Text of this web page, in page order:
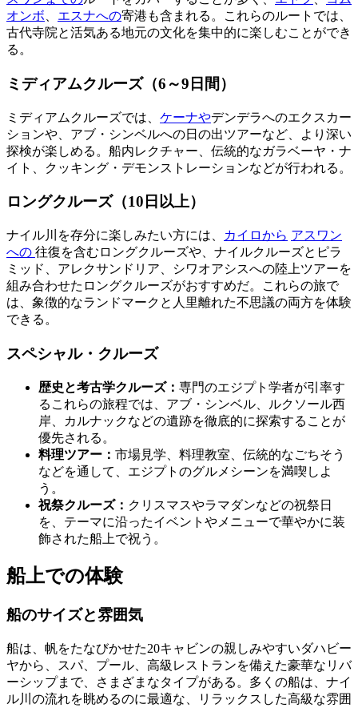
オンボ
エスナへの寄港も含まれる。これらのルートでは、
古代寺院と活気ある地元の文化を集中的に楽しむことができ
る。
ミディアムクルーズ（6～9日間）
ミディアムクルーズでは、 ケーナやデンデラへのエクスカー
ションや、アブ・シンベルへの日の出ツアーなど、より深い
探検が楽しめる。船内レクチャー、伝統的なガラベーヤ・ナ
イト、クッキング・デモンストレーションなどが行われる。
ロングクルーズ（10日以上）
ナイル川を存分に楽しみたい方には、 カイロから アスワン
への 往復を含むロングクルーズや、ナイルクルーズとピラ
ミッド、アレクサンドリア、シワオアシスへの陸上ツアーを
組み合わせたロングクルーズがおすすめだ。これらの旅で
は、象徴的なランドマークと人里離れた不思議の両方を体験
できる。
スペシャル・クルーズ
歴史と考古学クルーズ： 専門のエジプト学者が引率す
るこれらの旅程では、アブ・シンベル、ルクソール西
岸、カルナックなどの遺跡を徹底的に探索することが
優先される。
料理ツアー： 市場見学、料理教室、伝統的なごちそう
などを通して、エジプトのグルメシーンを満喫しよ
う。
祝祭クルーズ： クリスマスやラマダンなどの祝祭日
を、テーマに沿ったイベントやメニューで華やかに装
飾された船上で祝う。
船上での体験
船のサイズと雰囲気
船は、帆をたなびかせた20キャビンの親しみやすいダハビー
ヤから、スパ、プール、高級レストランを備えた豪華なリバ
ーシップまで、さまざまなタイプがある。多くの船は、ナイ
ル川の流れを眺めるのに最適な、リラックスした高級な雰囲